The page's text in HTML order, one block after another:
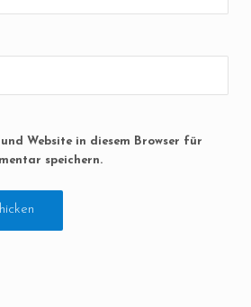
Website in diesem Browser für
speichern.